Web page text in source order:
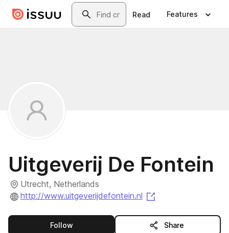
Skip to main contentSearch
Read Features
Uitgeverij De Fontein
Utrecht, Netherlands
http://www.uitgeverijdefontein.nl
Followthis publisher Share